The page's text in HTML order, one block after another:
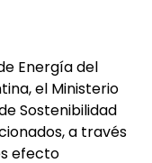
Energía del
el Ministerio
Sostenibilidad
a través
efecto